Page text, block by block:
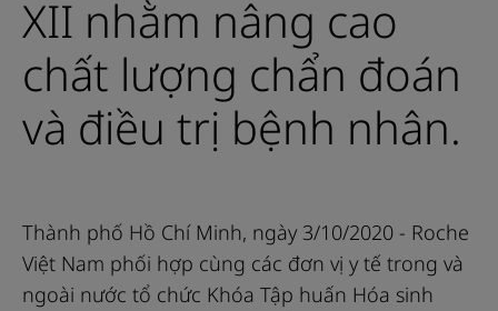
XII nhằm nâng cao
chất lượng chẩn đoán
và điều trị bệnh nhân.
Thành phố Hồ Chí Minh, ngày 3/10/2020 - Roche
Việt Nam phối hợp cùng các đơn vị y tế trong và
ngoài nước tổ chức Khóa Tập huấn Hóa sinh